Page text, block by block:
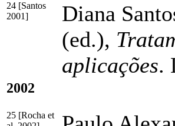
24 [Santos
2001]
Diana
(ed.),
aplicações.
2002
25 [Rocha et